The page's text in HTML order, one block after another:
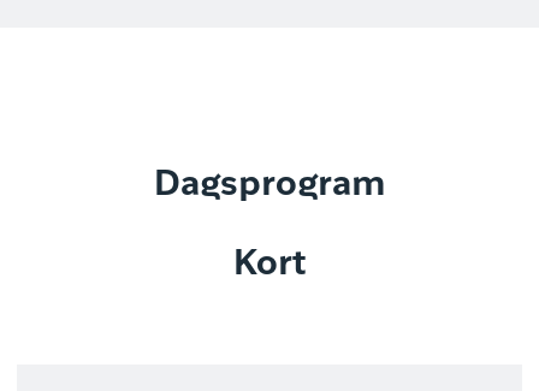
Dagsprogram
Kort